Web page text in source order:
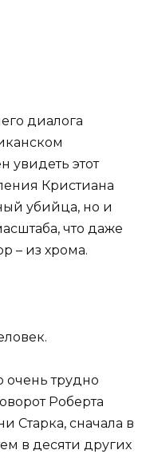
диалога
увидеть этот
Кристиана
убийца, но и
что даже
– из хрома.
очень трудно
Роберта
Старка, сначала в
в десяти других